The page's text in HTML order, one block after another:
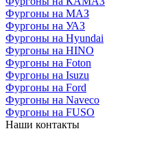
Фургоны на МАЗ
Фургоны на УАЗ
Фургоны на Hyundai
Фургоны на HINO
Фургоны на Foton
Фургоны на Isuzu
Фургоны на Ford
Фургоны на Naveco
Фургоны на FUSO
Наши контакты